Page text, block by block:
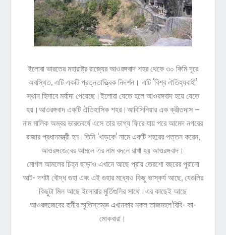
ইলোরা ভারতের মহারাষ্ট্র রাজ্যের আওরঙ্গবাদ শহর থেকে ৩০ কিমি দূরে
অবস্থিত, এটি একটি প্রত্নতাত্ত্বিক নিদর্শন। এটি ‘বিশ্ব ঐতিহ্যবাহী’
স্থান হিসাবে মর্যাদা পেয়েছে।ইলোরা যেতে হলে আওরঙ্গবাদ হয়ে যেতে
হয়।আওরঙ্গবাদ একটি ঐতিহাসিক শহর।আবিসিনিয়ার এক ক্রীতদাস –
নাম মালিক অম্বর ভারতবর্ষে এসে তার ভাগ্য ফিরে যায় পরে আমেদ নগরের
রাজার প্রধানমন্ত্রী হন।তিনি ‘খাড়কে’ নামে একটি শহরের পত্তন করেন,
আওরঙ্গজেবের আমলে এর নাম বদলে রাখা হয় আওরঙ্গবাদ।
মোগল আমলের চিহ্ন ছাড়াও এখানে আছে প্রায় তেরশো বছরের পুরানো
আট- দশটা বৌদ্ধ গুহা এবং এই গুহার মধ্যেও কিছু ভাস্কর্য আছে, যেগুলির
কিছুটা মিল আছে ইলোরার মুর্তিগুলির সাথে।এর কাছেই আছে
আওরঙ্গজেবের রানীর স্মৃতিস্তম্ভ এখানকার নকল তাজমহল’বিবি- কা-
মোকবারা।